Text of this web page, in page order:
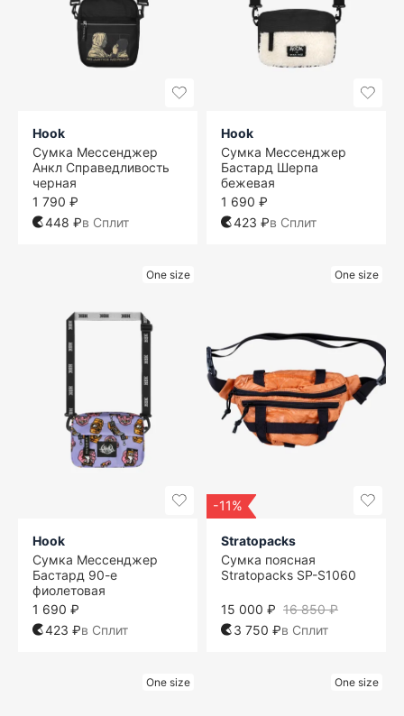
Hook
Сумка Мессенджер
Анкл Справедливость
черная
1 790 ₽
448 ₽в Сплит
Hook
Сумка Мессенджер
Бастард Шерпа
бежевая
1 690 ₽
423 ₽в Сплит
One size
Hook
Сумка Мессенджер
Бастард 90-е
фиолетовая
1 690 ₽
423 ₽в Сплит
One size
-11%
Stratopacks
Сумка поясная
Stratopacks SP-S1060
16 850 ₽
15 000 ₽
3 750 ₽в Сплит
One size One size